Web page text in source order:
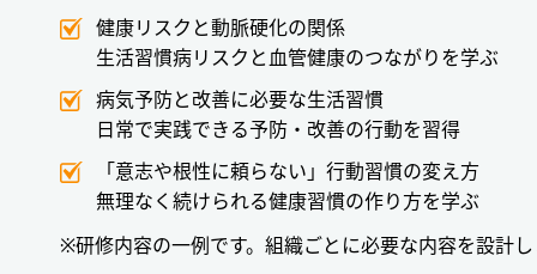
健康リスクと動脈硬化の関係
生活習慣病リスクと血管健康のつながりを学ぶ
病気予防と改善に必要な生活習慣
日常で実践できる予防・改善の行動を習得
「意志や根性に頼らない」行動習慣の変え方
無理なく続けられる健康習慣の作り方を学ぶ
※研修内容の一例です。組織ごとに必要な内容を設計し